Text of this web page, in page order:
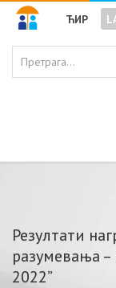
ЋИР
Резултати
разумевања
2022”